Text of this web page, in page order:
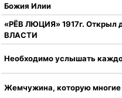
Божия Илии
«РЁВ ЛЮЦИЯ» 1917г. Открыл
ВЛАСТИ
Необходимо услышать
Жемчужина, которую многие